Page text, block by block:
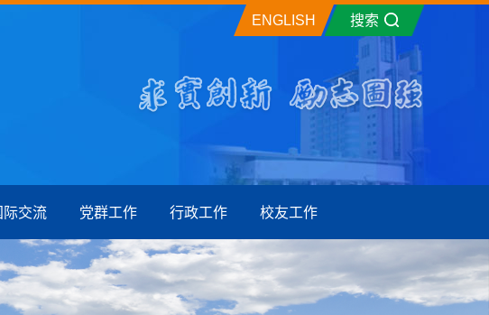
ENGLISH 搜索
际交流 党群工作 行政工作 校友工作